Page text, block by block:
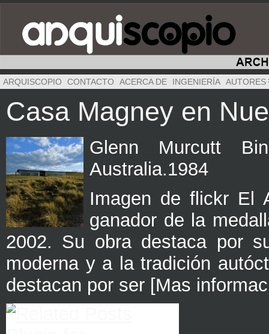
ARQUISCOPIO CONTACTO ACERCA DE INGENIERÍA AUTORES
Casa Magney en
Glenn Murcutt
Australia.1984
Imagen de flickr El
ganador de la
2002. Su obra destaca por
moderna y a la tradición
destacan por ser [Mas